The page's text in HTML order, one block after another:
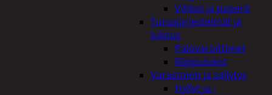
Vihkot ja paperit
Turvajärjestelmät ja
lukitus
Palovaroittimet
Riippulukot
Varastointi ja säilytys
Hyllyt ja -